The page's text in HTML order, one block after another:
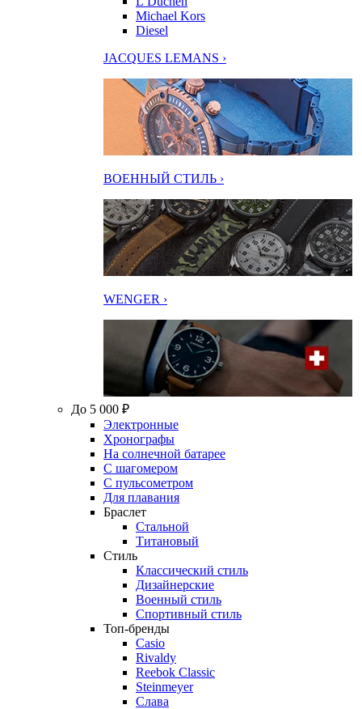
Michael Kors
Diesel
JACQUES LEMANS ›
ВОЕННЫЙ СТИЛЬ ›
WENGER ›
До 5 000 ₽
Электронные
Хронографы
На солнечной батарее
С шагомером
С пульсометром
Для плавания
Браслет
Стальной
Титановый
Стиль
Классический стиль
Дизайнерские
Военный стиль
Спортивный стиль
Топ-бренды
Casio
Rivaldy
Reebok Classic
Steinmeyer
Слава